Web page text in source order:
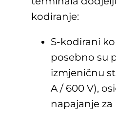
kodiranje:
S-kodirani
posebno su
izmjeničnu
A / 600 V),
napajanje